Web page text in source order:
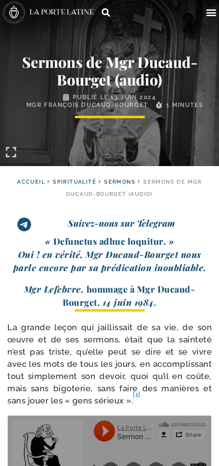
Sermons de Mgr Ducaud-​
Bourget (audio)
PUBLIÉ LE13 JUIN 2024
MGR FRANÇOIS DUCAUD-BOURGET
1 MINUTES
ACCUEIL SPIRITUALITÉ SERMONS
SERMONS DE MGR
DUCAUD-BOURGET (AUDIO)
Suivez-nous sur Telegram
« Defunctus adhuc loqui­tur. »
Oui ! en véri­té, Mgr Ducaud-​Bourget nous
parle encore par sa pré­di­ca­tion inoubliable.
Mgr Lefebvre, hom­mage à Mgr Ducaud-​
Bourget, 14 juin 1984.
La grande leçon qui jaillis­sait de sa vie, de son
œuvre et de ses ser­mons, était que la sain­te­té
n’est pas triste, qu’elle peut se dire et se vivre
avec les mots de tous les jours, en accom­plis­sant
tout sim­ple­ment son devoir, quoi qu’il en coûte,
mais sans bigo­te­rie, sans faire des manières et
sans jouer les « gens sérieux ».
[1]